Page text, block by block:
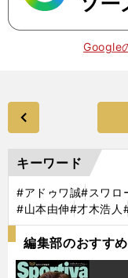
Google
キーワード
#アドゥワ誠#スワロ
#山本由伸#才木浩人
編集部のおすすめ